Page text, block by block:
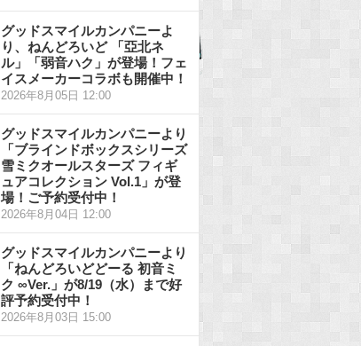
グッドスマイルカンパニーよ
り、ねんどろいど 「亞北ネ
ル」「弱音ハク」が登場！フェ
イスメーカーコラボも開催中！
2026年8月05日 12:00
グッドスマイルカンパニーより
「ブラインドボックスシリーズ
雪ミクオールスターズ フィギ
ュアコレクション Vol.1」が登
場！ご予約受付中！
2026年8月04日 12:00
グッドスマイルカンパニーより
「ねんどろいどどーる 初音ミ
ク ∞Ver.」が8/19（水）まで好
評予約受付中！
2026年8月03日 15:00